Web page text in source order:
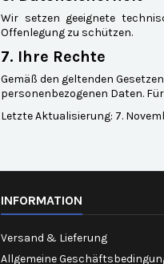
Wir setzen geeignete
Offenlegung zu schützen.
7. Ihre Rechte
Gemäß den geltenden
personenbezogenen Daten.
Letzte Aktualisierung: 7.
INFORMATION
Versand & Lieferung
Allgemeine